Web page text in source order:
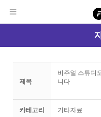
제목
비주얼 스튜디
니다
카테고리 기타자료